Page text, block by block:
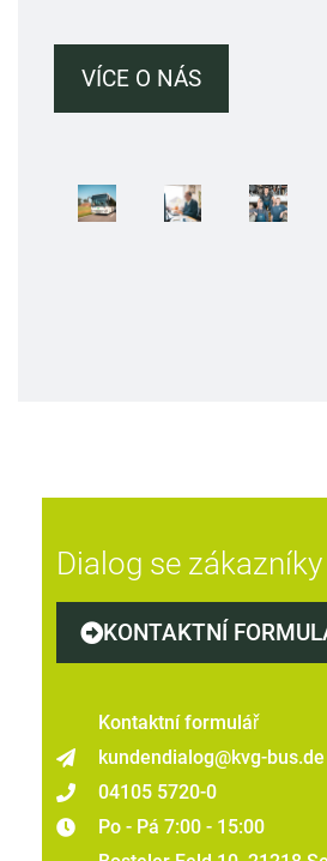
VÍCE O NÁS
Dialog se zákazníky
KONTAKTNÍ
Kontaktní formulář
kundendialog@kvg-bus.de
04105 5720-0
Po - Pá 7:00 - 15:00